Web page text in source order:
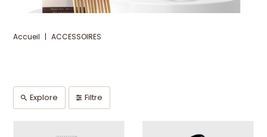
Accueil | ACCESSOIRES
Explore Filtre